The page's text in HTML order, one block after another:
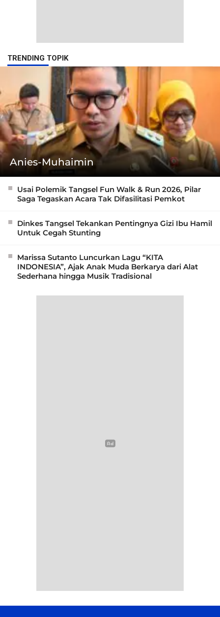
TRENDING TOPIK
Anies-Muhaimin
Usai Polemik Tangsel Fun Walk & Run 2026, Pilar
Saga Tegaskan Acara Tak Difasilitasi Pemkot
Dinkes Tangsel Tekankan Pentingnya Gizi Ibu Hamil
Untuk Cegah Stunting
Marissa Sutanto Luncurkan Lagu “KITA
INDONESIA”, Ajak Anak Muda Berkarya dari Alat
Sederhana hingga Musik Tradisional